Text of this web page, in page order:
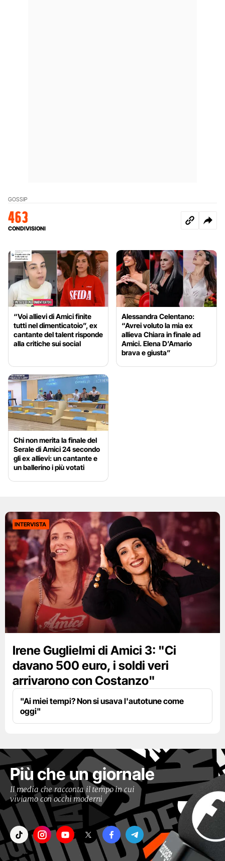
GOSSIP
463
CONDIVISIONI
“Voi allievi di Amici finite
tutti nel dimenticatoio”, ex
cantante del talent risponde
alla critiche sui social
Alessandra Celentano:
“Avrei voluto la mia ex
allieva Chiara in finale ad
Amici. Elena D’Amario
brava e giusta”
Chi non merita la finale del
Serale di Amici 24 secondo
gli ex allievi: un cantante e
un ballerino i più votati
INTERVISTA
Irene Guglielmi di Amici 3: "Ci
davano 500 euro, i soldi veri
arrivarono con Costanzo"
"Ai miei tempi? Non si usava l'autotune come
oggi"
Più che un giornale
Il media che racconta il tempo in cui
viviamo con occhi moderni